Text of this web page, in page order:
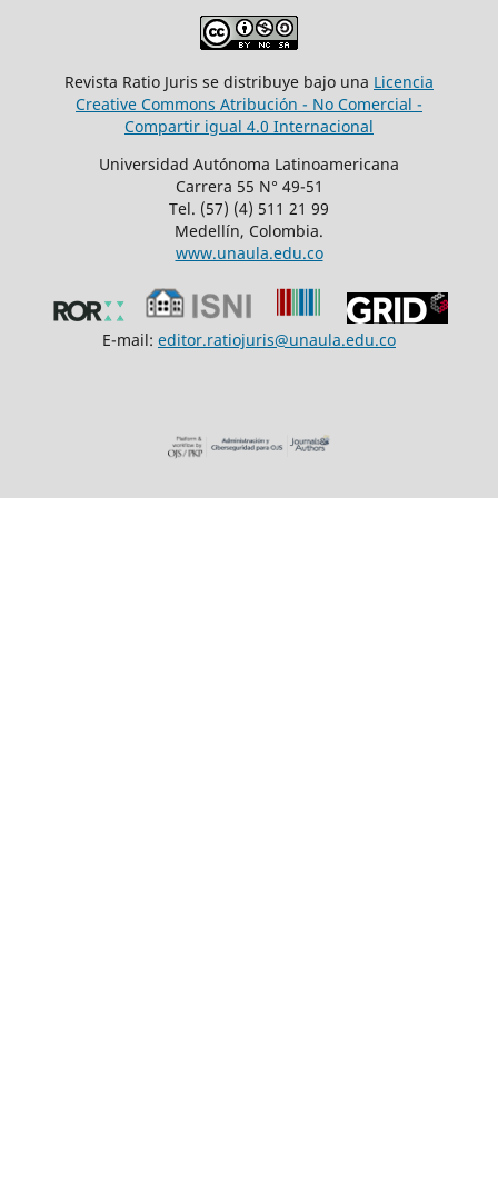
Revista Ratio Juris se distribuye bajo una Licencia
Creative Commons Atribución - No Comercial -
Compartir igual 4.0 Internacional
Universidad Autónoma Latinoamericana
Carrera 55 N° 49-51
Tel. (57) (4) 511 21 99
Medellín, Colombia.
www.unaula.edu.co
E-mail: editor.ratiojuris@unaula.edu.co